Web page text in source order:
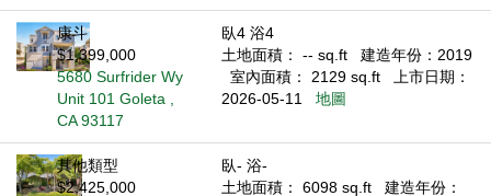
康斗
$1,399,000
5680 Surfrider Wy
Unit 101 Goleta ,
CA 93117
臥4 浴4
土地面積： -- sq.ft
建造年份：2019
室內面積： 2129 sq.ft
上市日期：
2026-05-11
地圖
其他類型
$2,425,000
臥- 浴-
土地面積： 6098 sq.ft
建造年份：